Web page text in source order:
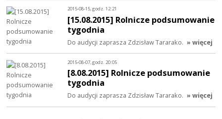
2015-08-15, godz. 12:21
[15.08.2015] Rolnicze podsumowanie
tygodnia
Do audycji zaprasza Zdzisław Tararako. » więcej
2015-08-07, godz. 20:05
[8.08.2015] Rolnicze podsumowanie
tygodnia
Do audycji zaprasza Zdzisław Tararako. » więcej